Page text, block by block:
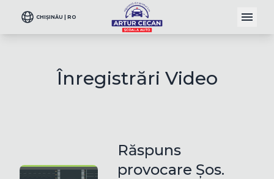
CHIȘINĂU | RO
Înregistrări Video
Răspuns
provocare Șos.